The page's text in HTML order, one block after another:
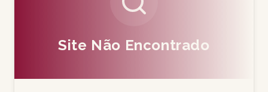
Site Não Encontrado